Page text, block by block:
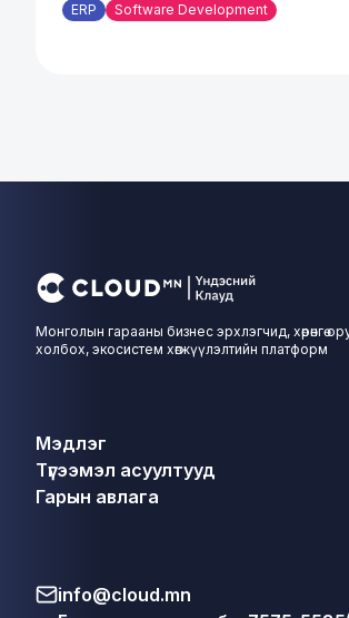
ERP Software Development
Монголын гарааны бизнес эрхлэгчид, хөрөнгө
холбох, экосистем хөгжүүлэлтийн платформ
Мэдлэг
Түгээмэл асуултууд
Гарын авлага
info@cloud.mn